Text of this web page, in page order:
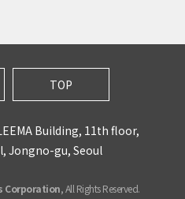
TOP
Building, 11th floor,
Jongno-gu, Seoul
Corporation, All Rights Reserved.